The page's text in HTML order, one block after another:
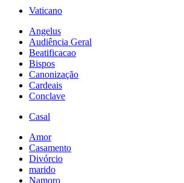
Vaticano
Angelus
Audiência Geral
Beatificacao
Bispos
Canonização
Cardeais
Conclave
Casal
Amor
Casamento
Divórcio
marido
Namoro